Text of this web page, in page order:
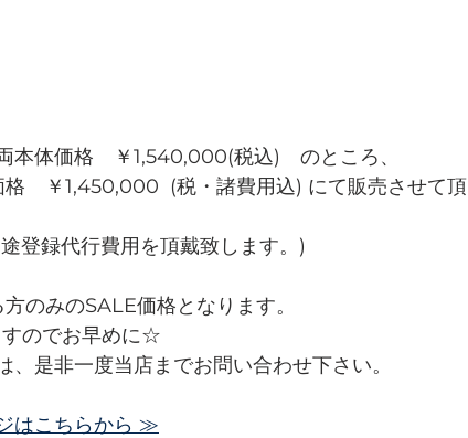
本体価格　￥1,540,000(税込)　のところ、
　￥1,450,000  (税・諸費用込) にて販売させて頂
登録代行費用を頂戴致します。)
のみのSALE価格となります。
すのでお早めに☆
、是非一度当店までお問い合わせ下さい。
はこちらから ≫